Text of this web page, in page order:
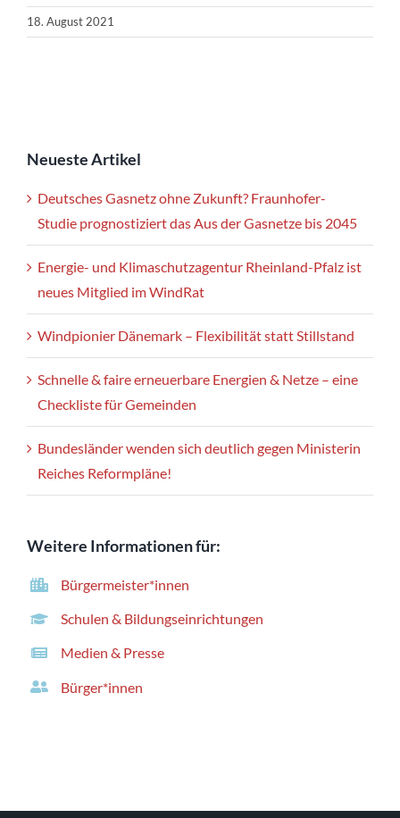
18. August 2021
Neueste Artikel
Deutsches Gasnetz ohne Zukunft? Fraunhofer-
Studie prognostiziert das Aus der Gasnetze bis 2045
Energie- und Klimaschutzagentur Rheinland-Pfalz ist
neues Mitglied im WindRat
Windpionier Dänemark – Flexibilität statt Stillstand
Schnelle & faire erneuerbare Energien & Netze – eine
Checkliste für Gemeinden
Bundesländer wenden sich deutlich gegen Ministerin
Reiches Reformpläne!
Weitere Informationen für:
Bürgermeister*innen
Schulen & Bildungseinrichtungen
Medien & Presse
Bürger*innen